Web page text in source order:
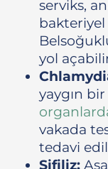
serviks,
yol
yaygın
vakada
tedavi
Sifiliz: